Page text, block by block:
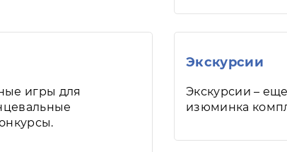
игры для
Экскурсии
Экскурсии –
изюминка